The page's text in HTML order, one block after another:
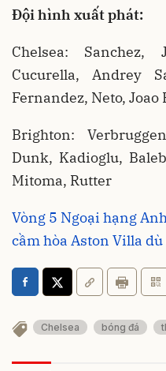
Đội hình xuất phát:
Chelsea: Sanchez,
Cucurella, Andrey
Fernandez, Neto, Joao
Brighton:
Dunk, Kadioglu,
Mitoma, Rutter
Vòng 5 Ngoại hạng
cầm hòa Aston Villa
Chelsea bóng đá